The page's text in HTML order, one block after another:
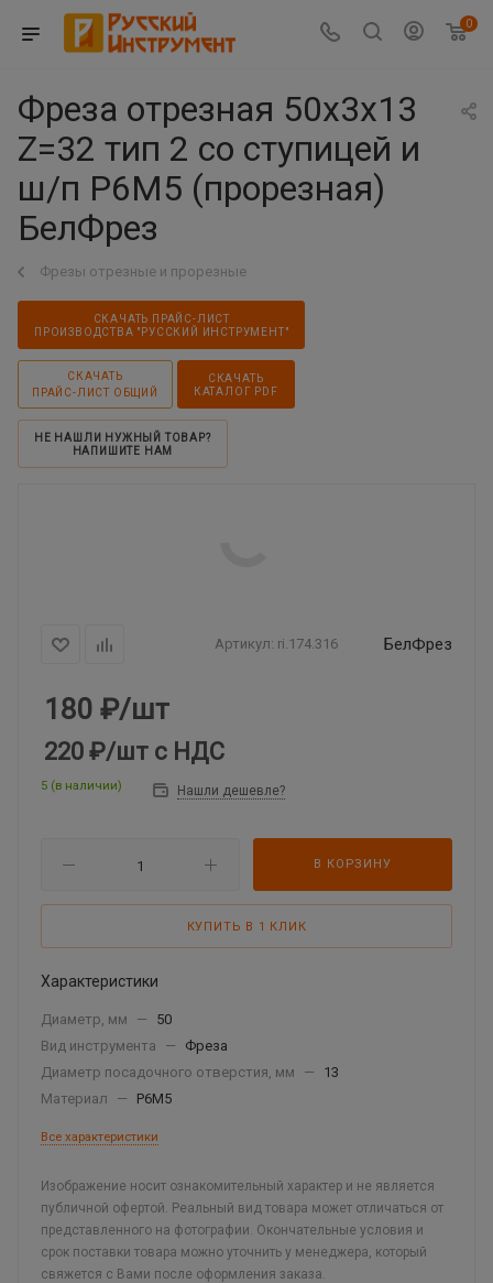
0
Фреза отрезная 50х3х13
Z=32 тип 2 со ступицей и
ш/п Р6М5 (прорезная)
БелФрез
Фрезы отрезные и прорезные
СКАЧАТЬ ПРАЙС-ЛИСТ
ПРОИЗВОДСТВА "РУССКИЙ ИНСТРУМЕНТ"
СКАЧАТЬ
ПРАЙС-ЛИСТ ОБЩИЙ
СКАЧАТЬ
КАТАЛОГ PDF
НЕ НАШЛИ НУЖНЫЙ ТОВАР?
НАПИШИТЕ НАМ
Артикул: ri.174.316 БелФрез
180 ₽/шт
220 ₽/шт с НДС
5 (в наличии) Нашли дешевле?
В КОРЗИНУ
КУПИТЬ В 1 КЛИК
Характеристики
Диаметр, мм —
50
Вид инструмента
—
Фреза
Диаметр посадочного отверстия, мм
—
13
Материал
— Р6М5
Все характеристики
Изображение носит ознакомительный характер и не является
публичной офертой. Реальный вид товара может отличаться от
представленного на фотографии. Окончательные условия и
срок поставки товара можно уточнить у менеджера, который
свяжется с Вами после оформления заказа.